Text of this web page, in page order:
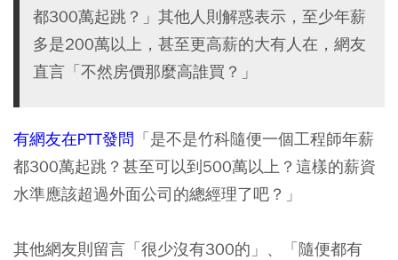
都300萬起跳？」其他人則解惑表示，至少年薪
多是200萬以上，甚至更高薪的大有人在，網友
直言「不然房價那麼高誰買？」
有網友在PTT發問 「是不是竹科隨便一個工程師年薪
都300萬起跳？甚至可以到500萬以上？這樣的薪資
水準應該超過外面公司的總經理了吧？」
其他網友則留言「很少沒有300的」、「隨便都有